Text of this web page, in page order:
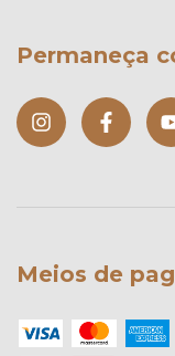
Permaneça
Meios de